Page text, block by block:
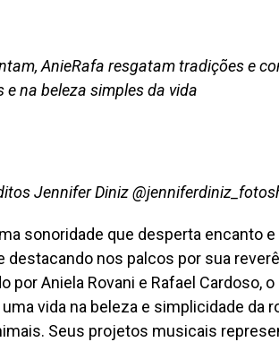
AnieRafa resgatam tradições e
e na beleza simples da vida
Jennifer Diniz
sonoridade que desperta encanto
destacando nos palcos por sua
por Aniela Rovani e Rafael Cardoso,
uma vida na beleza e simplicidade da
Seus projetos musicais